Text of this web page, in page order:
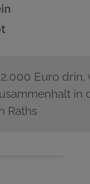
Euro drin,
in
Raths